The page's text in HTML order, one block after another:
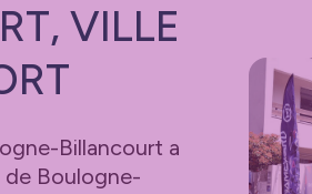
VILLE
Billancourt a
de Boulogne-